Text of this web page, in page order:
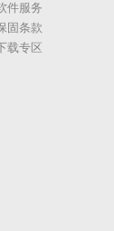
件服务
固条款
载专区